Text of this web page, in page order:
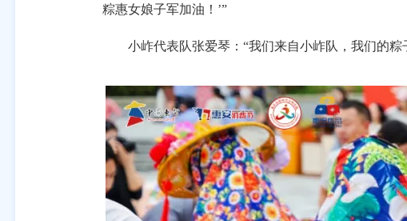
粽惠女娘子军加油！’”
小岞代表队张爱琴：“我们来自小岞队，我们的粽